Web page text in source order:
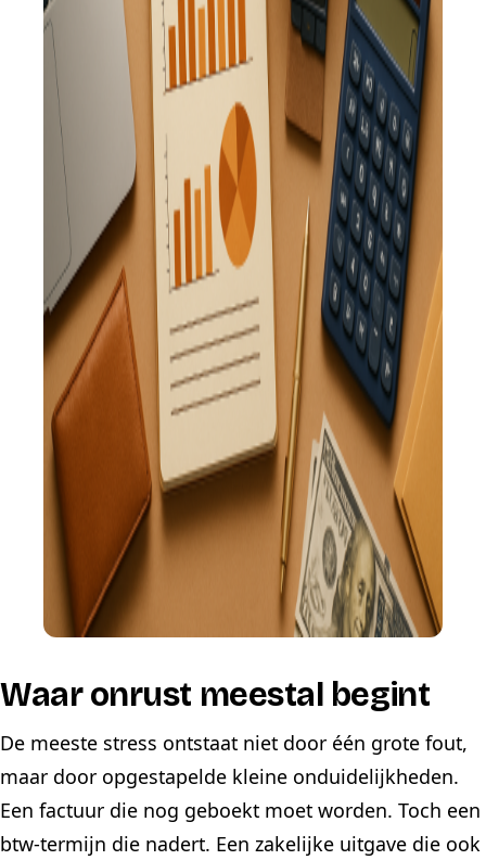
Waar onrust meestal begint
De meeste stress ontstaat niet door één grote fout,
maar door opgestapelde kleine onduidelijkheden.
Een factuur die nog geboekt moet worden. Toch een
btw-termijn die nadert. Een zakelijke uitgave die ook